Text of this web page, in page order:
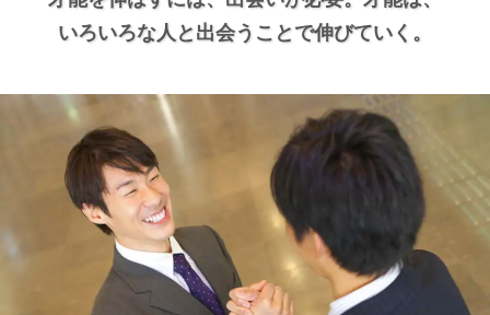
いろいろな人と出会うことで伸びていく。